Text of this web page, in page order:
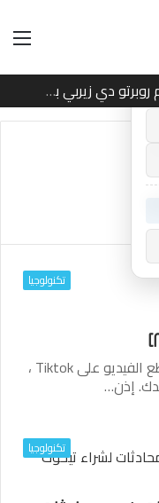
ساندرو تونالي: أقنعه مدرب توتنهام روبرتو دي زيربي بسرعة بالتوقيع
تكنولوجيا
إذا كنت تحاول تحميل أو مشاهدة مقاطع الفيديو على Tiktok ،
إذن…
تكنولوجيا